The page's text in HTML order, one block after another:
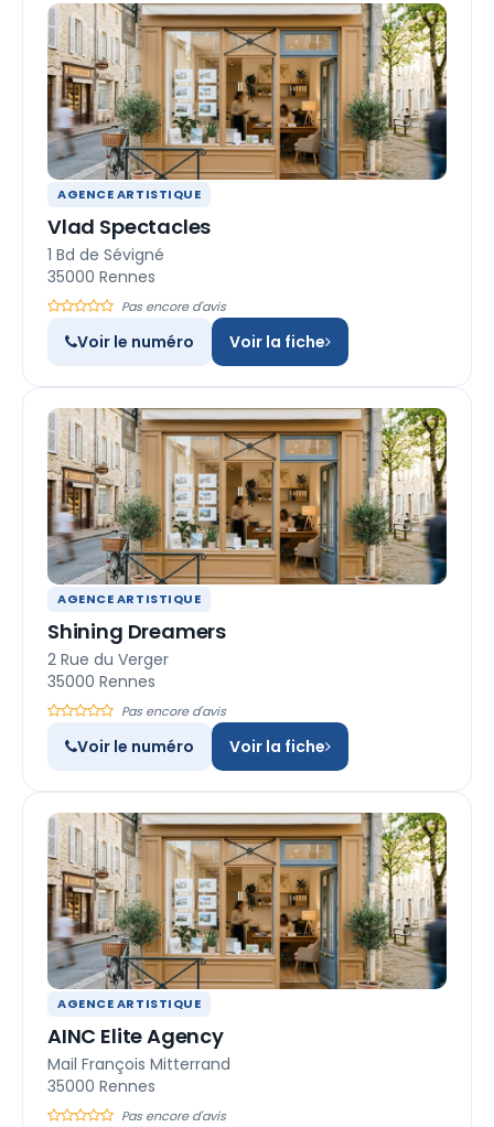
AGENCE ARTISTIQUE
Vlad Spectacles
1 Bd de Sévigné
35000 Rennes
Pas encore d'avis
Voir le numéro Voir la fiche
AGENCE ARTISTIQUE
Shining Dreamers
2 Rue du Verger
35000 Rennes
Pas encore d'avis
Voir le numéro Voir la fiche
AGENCE ARTISTIQUE
AINC Elite Agency
Mail François Mitterrand
35000 Rennes
Pas encore d'avis